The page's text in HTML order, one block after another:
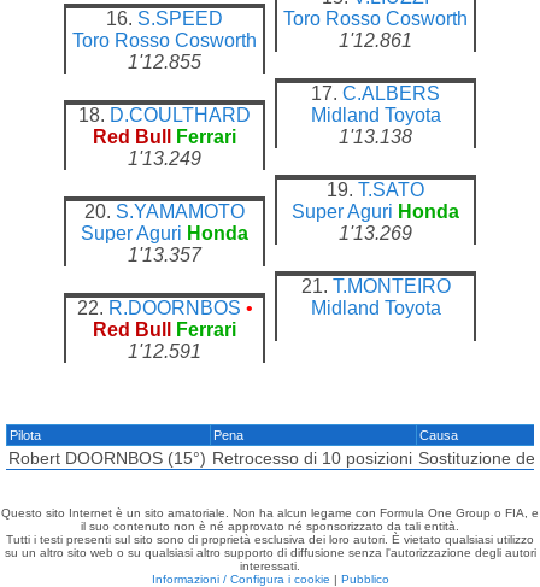
16. S.SPEED
Toro Rosso Cosworth
1'12.855
Toro Rosso Cosworth
1'12.861
18. D.COULTHARD
Red Bull
Ferrari
1'13.249
17. C.ALBERS
Midland Toyota
1'13.138
20. S.YAMAMOTO
Super Aguri Honda
1'13.357
19. T.SATO
Super Aguri Honda
1'13.269
22. R.DOORNBOS •
Red Bull
Ferrari
1'12.591
21. T.MONTEIRO
Midland Toyota
Pilota Pena Causa
Robert DOORNBOS (15°) Retrocesso di 10 posizioni Sostituzione
Questo sito Internet è un sito amatoriale. Non ha alcun legame con Formula One Group o FIA, e
il suo contenuto non è né approvato né sponsorizzato da tali entità.
Tutti i testi presenti sul sito sono di proprietà esclusiva dei loro autori. È vietato qualsiasi utilizzo
su un altro sito web o su qualsiasi altro supporto di diffusione senza l'autorizzazione degli autori
interessati.
Informazioni / Configura i cookie | Pubblico